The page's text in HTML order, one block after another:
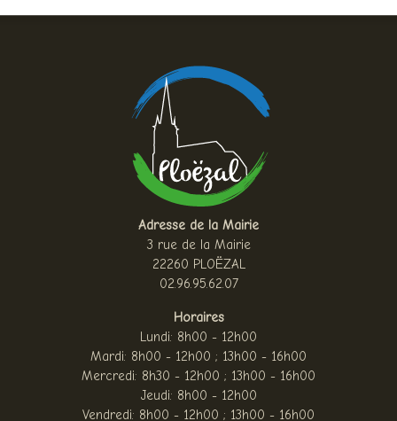
Adresse de la Mairie
3 rue de la Mairie
22260 PLOËZAL
02.96.95.62.07
Horaires
Lundi: 8h00 - 12h00
Mardi: 8h00 - 12h00 ; 13h00 - 16h00
Mercredi: 8h30 - 12h00 ; 13h00 - 16h00
Jeudi: 8h00 - 12h00
Vendredi: 8h00 - 12h00 ; 13h00 - 16h00